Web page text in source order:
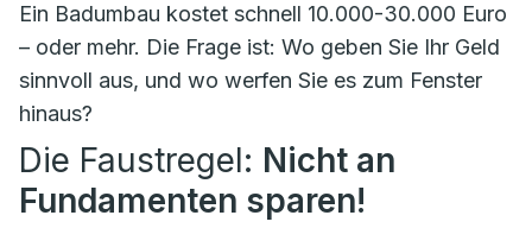
Ein Badumbau kostet schnell 10.000-30.000 Euro
– oder mehr. Die Frage ist: Wo geben Sie Ihr Geld
sinnvoll aus, und wo werfen Sie es zum Fenster
hinaus?
Die Faustregel: Nicht an
Fundamenten sparen!